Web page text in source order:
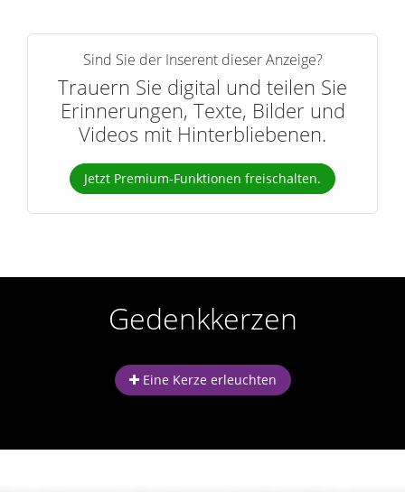
Sind Sie der Inserent dieser Anzeige?
Trauern Sie digital und teilen Sie
Erinnerungen, Texte, Bilder und
Videos mit Hinterbliebenen.
Jetzt Premium-Funktionen freischalten.
Gedenkkerzen
Eine Kerze erleuchten